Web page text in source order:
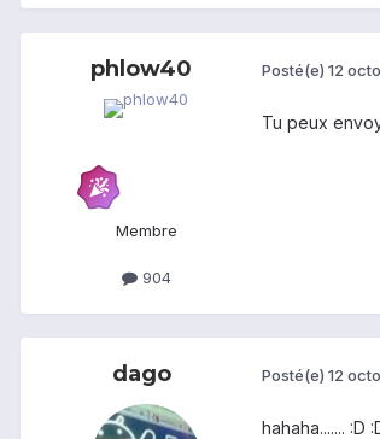
phlow40
Membre
904
Posté(e) 12
Tu peux
dago Posté(e) 12
hahaha....... :D